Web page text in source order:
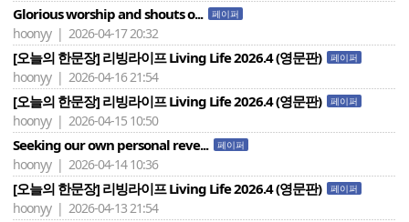
Glorious worship and shouts o... 페이퍼
hoonyy | 2026-04-17 20:32
[오늘의 한문장] 리빙라이프 Living Life 2026.4 (영문판) 페이퍼
hoonyy | 2026-04-16 21:54
[오늘의 한문장] 리빙라이프 Living Life 2026.4 (영문판) 페이퍼
hoonyy | 2026-04-15 10:50
Seeking our own personal reve... 페이퍼
hoonyy | 2026-04-14 10:36
[오늘의 한문장] 리빙라이프 Living Life 2026.4 (영문판) 페이퍼
hoonyy | 2026-04-13 21:54